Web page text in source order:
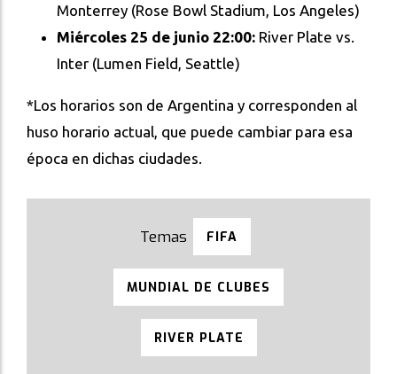
Monterrey (Rose Bowl Stadium, Los Angeles)
Miércoles 25 de junio 22:00: River Plate vs.
Inter (Lumen Field, Seattle)
*Los horarios son de Argentina y corresponden al
huso horario actual, que puede cambiar para esa
época en dichas ciudades.
FIFA
MUNDIAL DE CLUBES
RIVER PLATE